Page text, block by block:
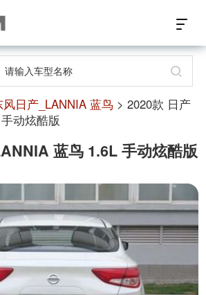
架号查询首页
开放接口
电子目录
能客服
人定制
风日产_LANNIA 蓝鸟 > 2020款 日产
动炫酷版
蓝鸟 1.6L 手动炫酷版